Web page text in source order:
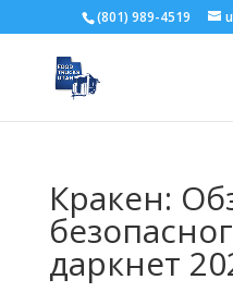
(801) 989-4519
Кракен:
даркнет